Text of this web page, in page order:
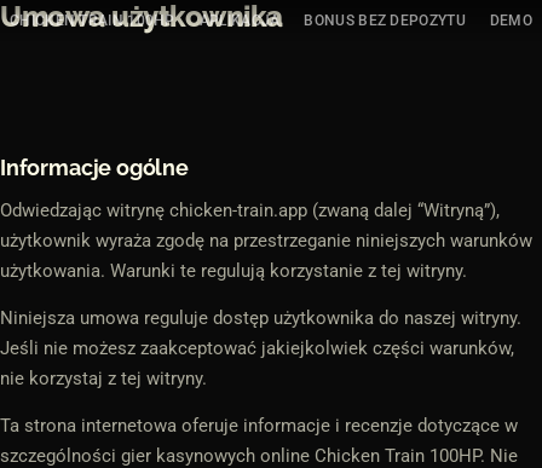
Przejdź
CHICKEN TRAIN 100HP APLIKACJA BONUS BEZ DEPOZYTU DEMO
Umowa użytkownika
Informacje ogólne
Odwiedzając witrynę chicken-train.app (zwaną dalej “Witryną”),
użytkownik wyraża zgodę na przestrzeganie niniejszych warunków
użytkowania. Warunki te regulują korzystanie z tej witryny.
Niniejsza umowa reguluje dostęp użytkownika do naszej witryny.
Jeśli nie możesz zaakceptować jakiejkolwiek części warunków,
nie korzystaj z tej witryny.
Ta strona internetowa oferuje informacje i recenzje dotyczące w
szczególności gier kasynowych online Chicken Train 100HP. Nie